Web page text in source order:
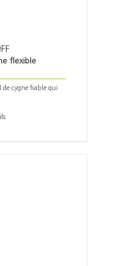
flexible
cygne fiable qui